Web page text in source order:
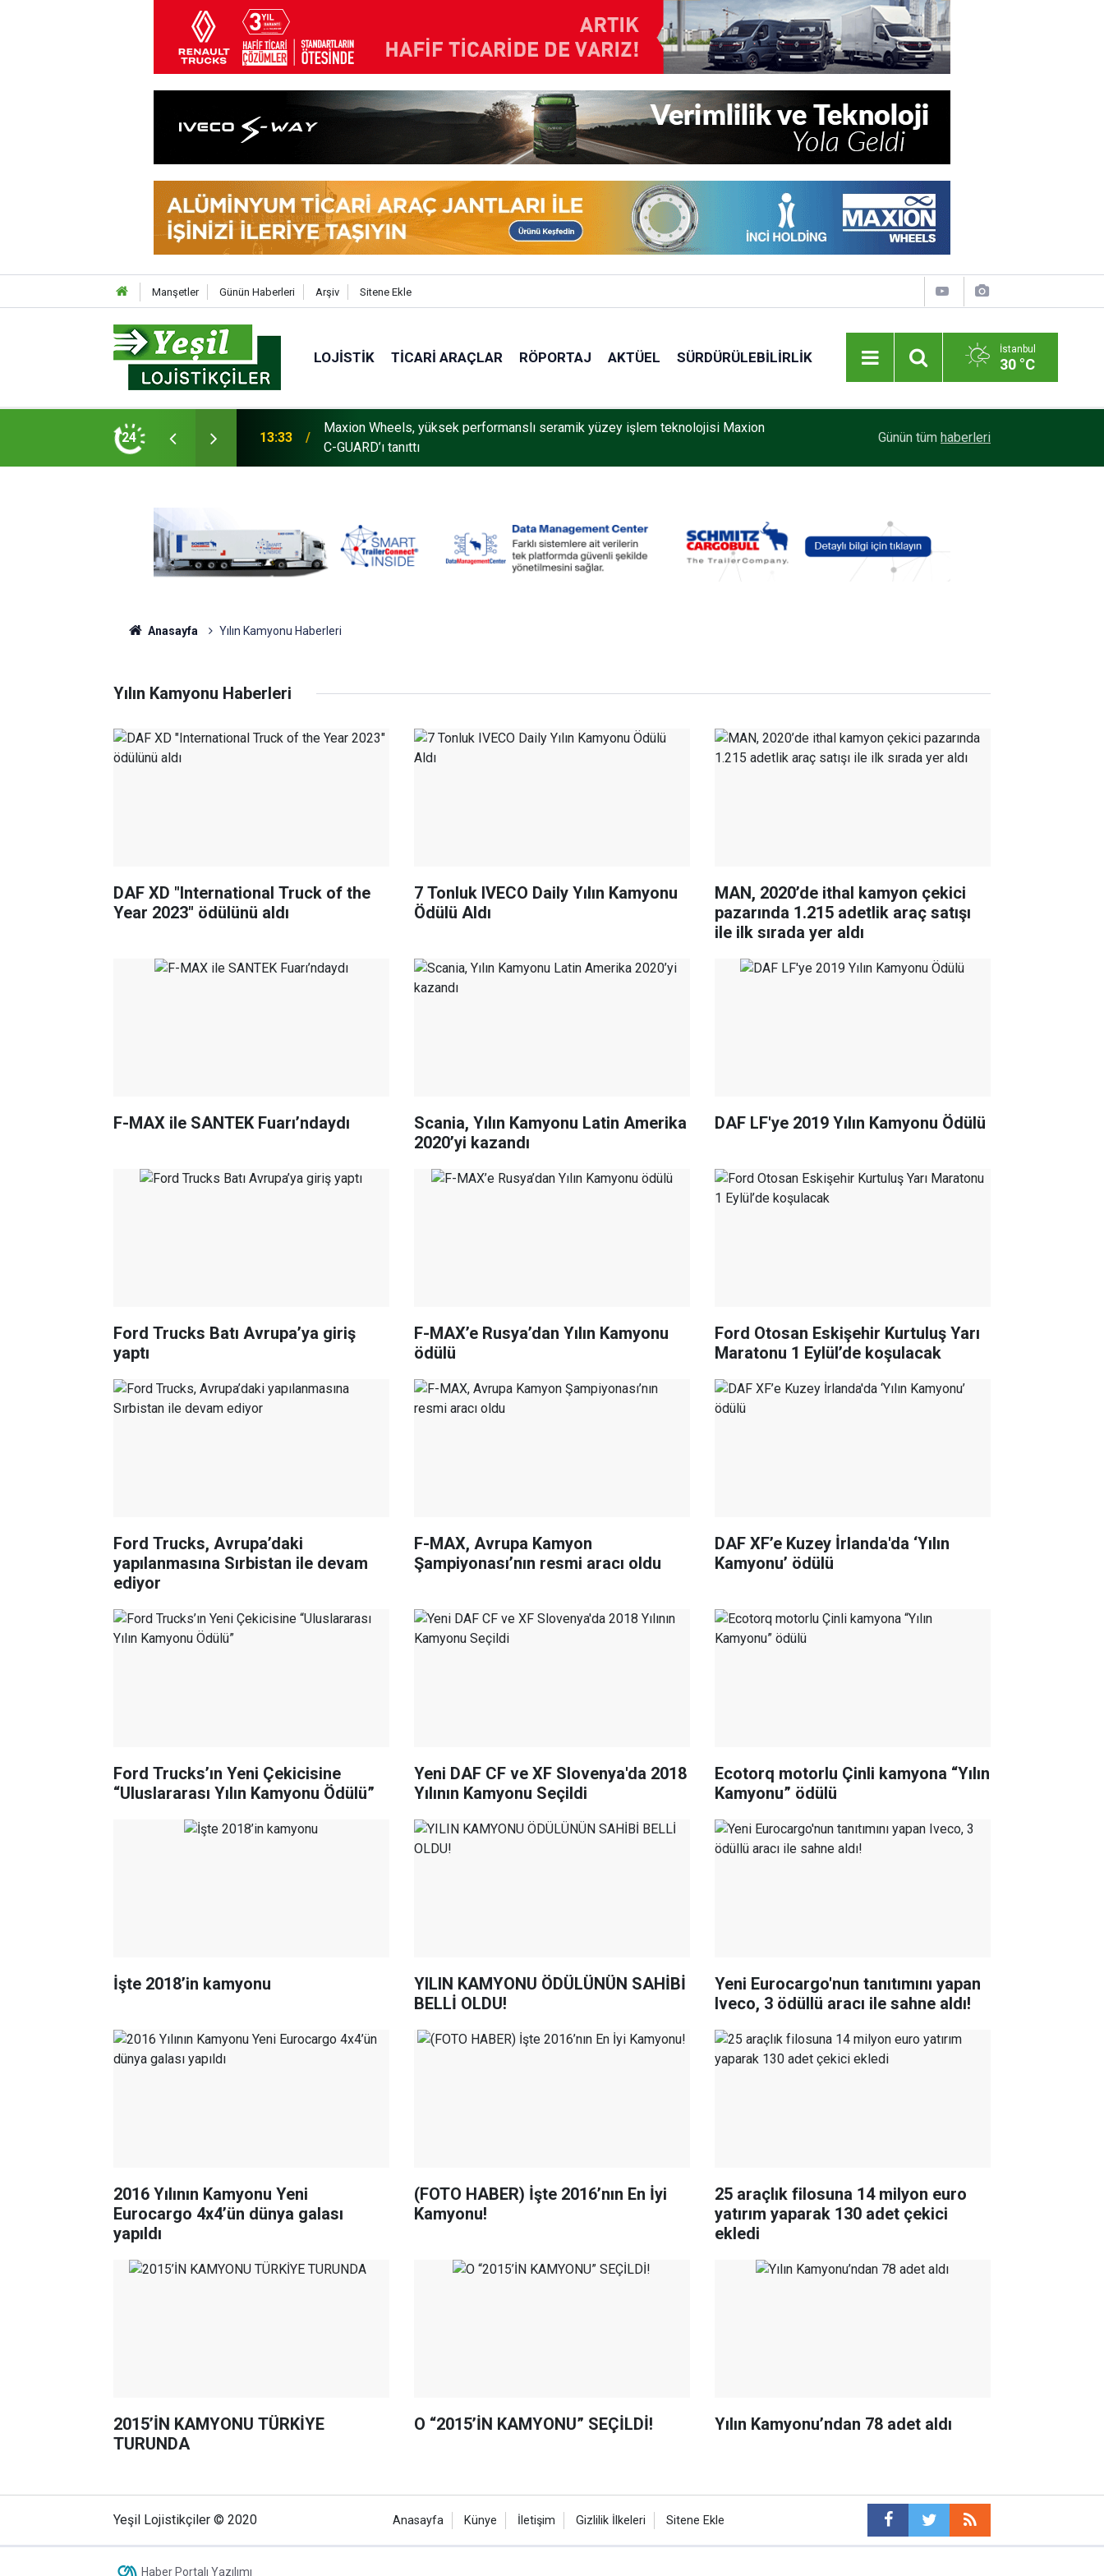
Manşetler Günün Haberleri Arşiv Sitene Ekle
LOJISTIK TICARI ARAÇLAR RÖPORTAJ AKTÜEL SÜRDÜRÜLEBILIRLIK İstanbul
30 °C
24
Avustralya’da tesis açtı 13:33
Maxion Wheels, yüksek performanslı seramik yüzey işlem teknolojisi Maxion
C-GUARD’ı tanıttı
Enver Geçgel Turizm, Filosuna Travego ve
Günün tüm haberleri
Anasayfa Yılın Kamyonu Haberleri
Yılın Kamyonu Haberleri
DAF XD "International Truck of the
Year 2023" ödülünü aldı
7 Tonluk IVECO Daily Yılın Kamyonu
Ödülü Aldı
MAN, 2020’de ithal kamyon çekici
pazarında 1.215 adetlik araç satışı
ile ilk sırada yer aldı
F-MAX ile SANTEK Fuarı’ndaydı
Scania, Yılın Kamyonu Latin Amerika
2020’yi kazandı
DAF LF'ye 2019 Yılın Kamyonu Ödülü
Ford Trucks Batı Avrupa’ya giriş
yaptı
F-MAX’e Rusya’dan Yılın Kamyonu
ödülü
Ford Otosan Eskişehir Kurtuluş Yarı
Maratonu 1 Eylül’de koşulacak
Ford Trucks, Avrupa’daki
yapılanmasına Sırbistan ile devam
ediyor
F-MAX, Avrupa Kamyon
Şampiyonası’nın resmi aracı oldu
DAF XF’e Kuzey İrlanda'da ‘Yılın
Kamyonu’ ödülü
Ford Trucks’ın Yeni Çekicisine
“Uluslararası Yılın Kamyonu Ödülü”
Yeni DAF CF ve XF Slovenya'da 2018
Yılının Kamyonu Seçildi
Ecotorq motorlu Çinli kamyona “Yılın
Kamyonu” ödülü
İşte 2018’in kamyonu
YILIN KAMYONU ÖDÜLÜNÜN SAHİBİ
BELLİ OLDU!
Yeni Eurocargo'nun tanıtımını yapan
Iveco, 3 ödüllü aracı ile sahne aldı!
2016 Yılının Kamyonu Yeni
Eurocargo 4x4’ün dünya galası
yapıldı
(FOTO HABER) İşte 2016’nın En İyi
Kamyonu!
25 araçlık filosuna 14 milyon euro
yatırım yaparak 130 adet çekici
ekledi
2015’İN KAMYONU TÜRKİYE
O “2015’İN KAMYONU” SEÇİLDİ! Yılın Kamyonu’ndan 78 adet aldı
Yeşil Lojistikçiler © 2020 Anasayfa Künye İletişim Gizlilik İlkeleri Sitene Ekle
Haber Portalı Yazılımı